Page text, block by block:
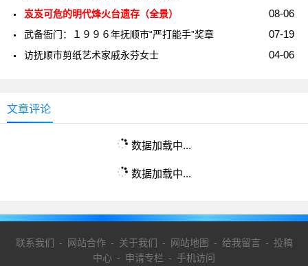
08-06
岌岌可危的明代烽火台遗存（全景）
07-19
武备衙门：１９９６年抚顺市“严打能手”奖章
04-06
访抚顺市剪纸艺术家戚永芬女士
文章评论
数据加载中...
数据加载中...
联系我们 - 网站合作- 关于我们 - 网站地图 - 给我留言 - 投稿
中心 - 申请专栏 - 手机访问